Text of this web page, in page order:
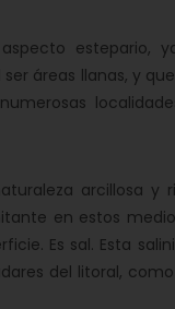
estepario,
áreas llanas, y
arcillosa y
en estos
Es sal. Esta
del litoral,